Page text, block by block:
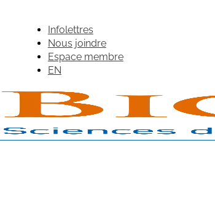
Infolettres
Nous joindre
Espace membre
EN